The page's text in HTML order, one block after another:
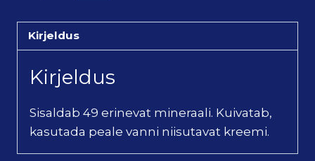
Kirjeldus
Kirjeldus
Sisaldab 49 erinevat mineraali. Kuivatab,
kasutada peale vanni niisutavat kreemi.